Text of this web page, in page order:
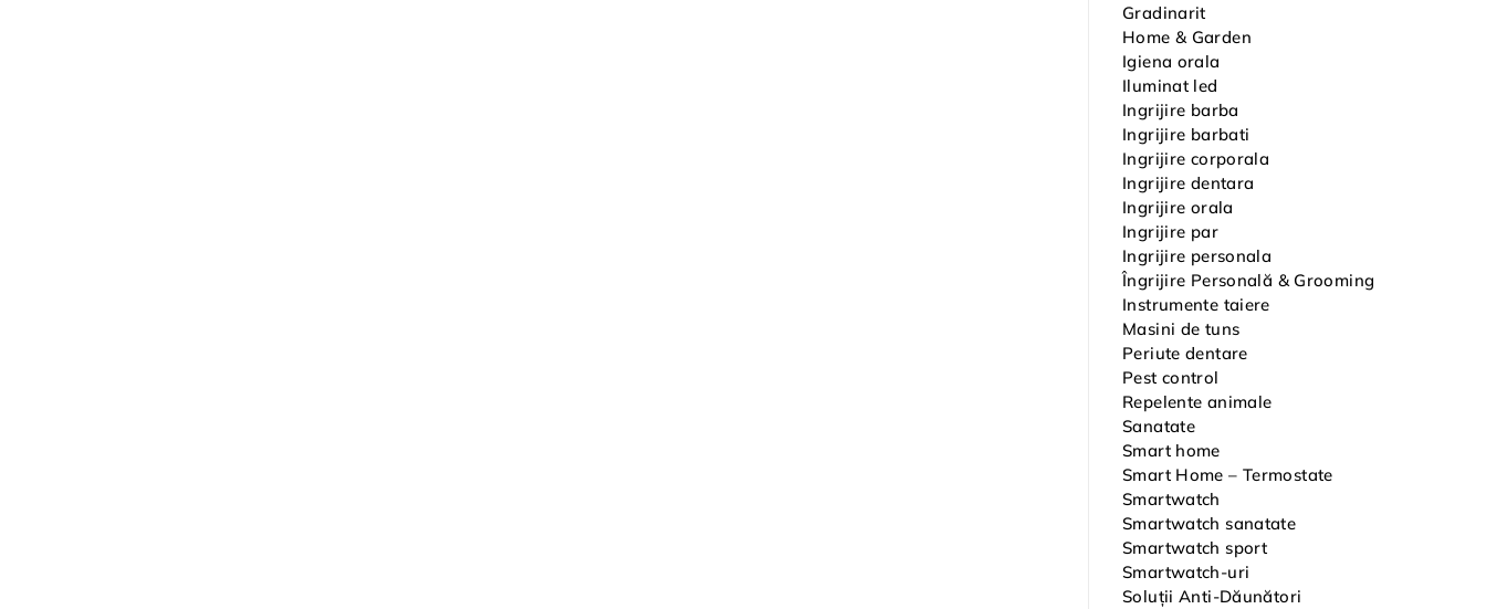
Gradinarit
Home & Garden
Igiena orala
Iluminat led
Ingrijire barba
Ingrijire barbati
Ingrijire corporala
Ingrijire dentara
Ingrijire orala
Ingrijire par
Ingrijire personala
Îngrijire Personală & Grooming
Instrumente taiere
Masini de tuns
Periute dentare
Pest control
Repelente animale
Sanatate
Smart home
Smart Home – Termostate
Smartwatch
Smartwatch sanatate
Smartwatch sport
Smartwatch-uri
Soluții Anti-Dăunători